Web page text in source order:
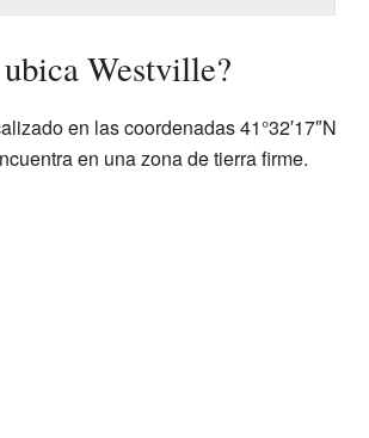
Westville?
en las coordenadas 41°32′17″N
en una zona de tierra firme.